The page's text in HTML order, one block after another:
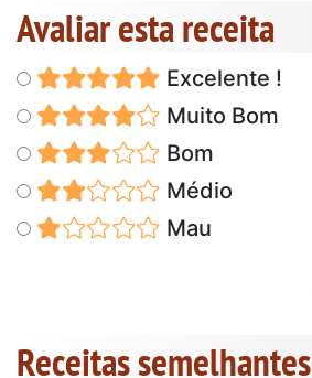
Avaliar esta receita
Excelente !
Muito Bom
Bom
Médio
Mau
Receitas semelhantes